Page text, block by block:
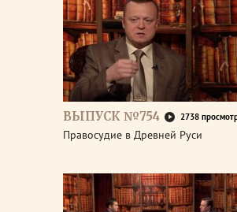
ВЫПУСК №754 2738
Правосудие в Древней Руси